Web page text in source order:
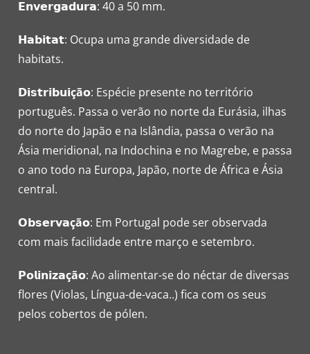
𝗘𝗻𝘃𝗲𝗿𝗴𝗮𝗱𝘂𝗿𝗮: 40 a 50 mm.
𝗛𝗮𝗯𝗶𝘁𝗮𝘁: Ocupa uma grande diversidade de
habitats.
𝗗𝗶𝘀𝘁𝗿𝗶𝗯𝘂𝗶çã𝗼: Espécie presente no território
português. Passa o verão no norte da Eurásia, ilhas
do norte do Japão e na Islândia, passa o verão na
Ásia meridional, na Indochina e no Magrebe, e passa
o ano todo na Europa, Japão, norte de África e Ásia
central.
𝗢𝗯𝘀𝗲𝗿𝘃𝗮çã𝗼: Em Portugal pode ser observada
com mais facilidade entre março e setembro.
𝗣𝗼𝗹𝗶𝗻𝗶𝘇𝗮çã𝗼: Ao alimentar-se do néctar de diversas
flores (Violas, Língua-de-vaca..) fica com os seus
pelos cobertos de pólen.